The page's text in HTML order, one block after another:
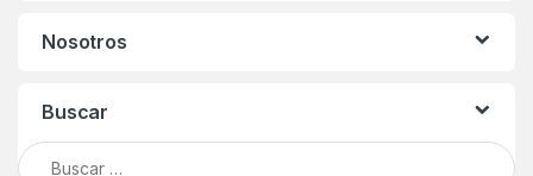
Nosotros
Buscar
Buscar: